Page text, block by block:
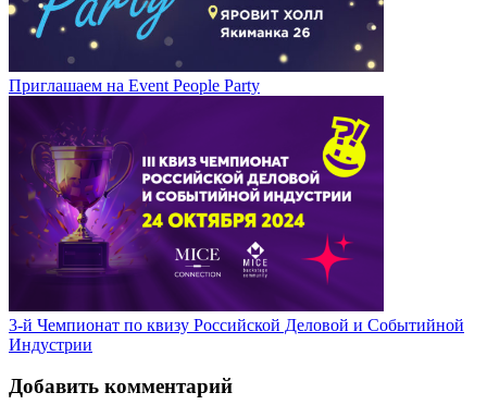
Приглашаем на Event People Party
3-й Чемпионат по квизу Российской Деловой и Событийной
Индустрии
Добавить комментарий